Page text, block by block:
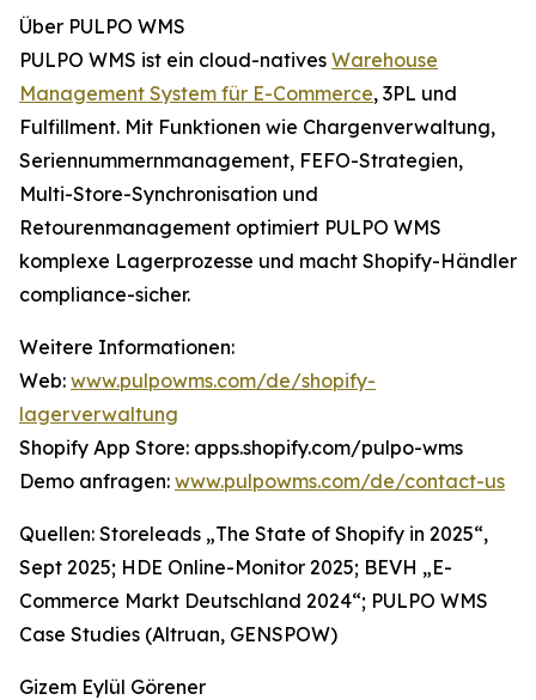
Über PULPO WMS
PULPO WMS ist ein cloud-natives Warehouse
Management System für E-Commerce, 3PL und
Fulfillment. Mit Funktionen wie Chargenverwaltung,
Seriennummernmanagement, FEFO-Strategien,
Multi-Store-Synchronisation und
Retourenmanagement optimiert PULPO WMS
komplexe Lagerprozesse und macht Shopify-Händler
compliance-sicher.
Weitere Informationen:
Web: www.pulpowms.com/de/shopify-
lagerverwaltung
Shopify App Store: apps.shopify.com/pulpo-wms
Demo anfragen: www.pulpowms.com/de/contact-us
Quellen: Storeleads „The State of Shopify in 2025“,
Sept 2025; HDE Online-Monitor 2025; BEVH „E-
Commerce Markt Deutschland 2024“; PULPO WMS
Case Studies (Altruan, GENSPOW)
Gizem Eylül Görener